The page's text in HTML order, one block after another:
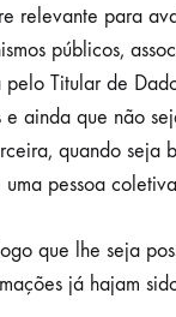
relevante para
públicos,
Titular de
ainda que não
quando seja
pessoa
que lhe seja
já hajam